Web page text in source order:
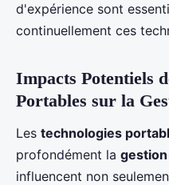
d'expérience sont
continuellement ces
Impacts Potentiels
Portables sur la
Les technologies
profondément la gestion
influencent non